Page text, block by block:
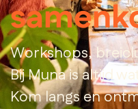
Workshops,
Bij Muna is altijd
Kom langs en